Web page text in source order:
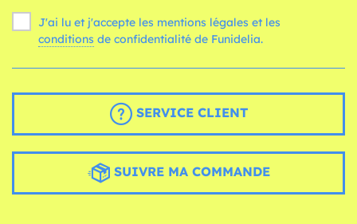
J'ai lu et j'accepte les mentions légales et les
conditions de confidentialité de Funidelia.
SERVICE CLIENT
SUIVRE MA COMMANDE